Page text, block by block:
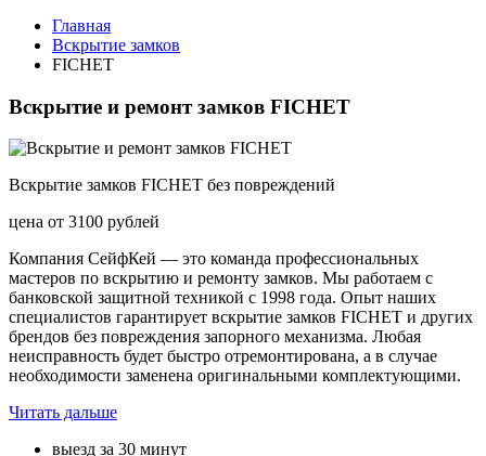
Главная
Вскрытие замков
FICHET
Вскрытие и ремонт замков FICHET
Вскрытие замков FICHET без повреждений
цена от 3100 рублей
Компания СейфКей — это команда профессиональных
мастеров по вскрытию и ремонту замков. Мы работаем с
банковской защитной техникой с 1998 года. Опыт наших
специалистов гарантирует вскрытие замков FICHET и других
брендов без повреждения запорного механизма. Любая
неисправность будет быстро отремонтирована, а в случае
необходимости заменена оригинальными комплектующими.
Читать дальше
выезд за 30 минут